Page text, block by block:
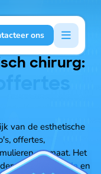
ons
chirurg:
van de esthetische
offertes,
op maat. Het
met de
agendaen